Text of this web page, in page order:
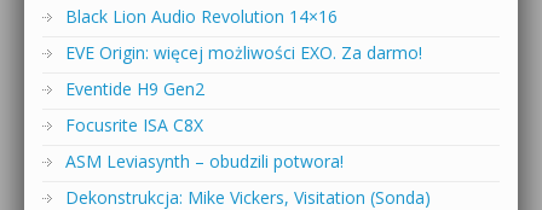
Black Lion Audio Revolution 14×16
EVE Origin: więcej możliwości EXO. Za darmo!
Eventide H9 Gen2
Focusrite ISA C8X
ASM Leviasynth – obudzili potwora!
Dekonstrukcja: Mike Vickers, Visitation (Sonda)